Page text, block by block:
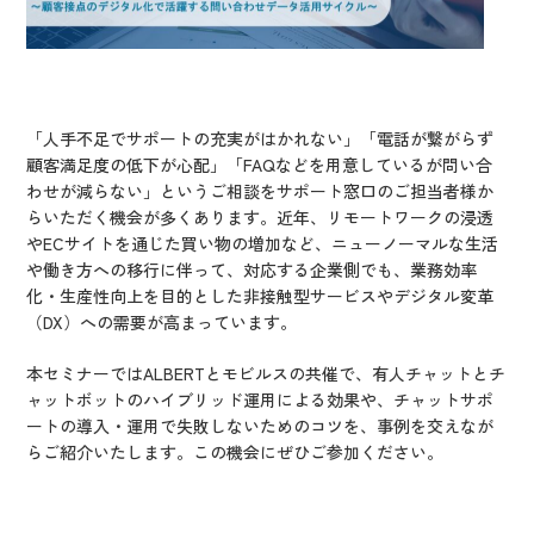
「人手不足でサポートの充実がはかれない」「電話が繋がらず
顧客満足度の低下が心配」「FAQなどを用意しているが問い合
わせが減らない」というご相談をサポート窓口のご担当者様か
らいただく機会が多くあります。近年、リモートワークの浸透
やECサイトを通じた買い物の増加など、ニューノーマルな生活
や働き方への移行に伴って、対応する企業側でも、業務効率
化・生産性向上を目的とした非接触型サービスやデジタル変革
（DX）への需要が高まっています。
本セミナーではALBERTとモビルスの共催で、有人チャットとチ
ャットボットのハイブリッド運用による効果や、チャットサポ
ートの導入・運用で失敗しないためのコツを、事例を交えなが
らご紹介いたします。この機会にぜひご参加ください。